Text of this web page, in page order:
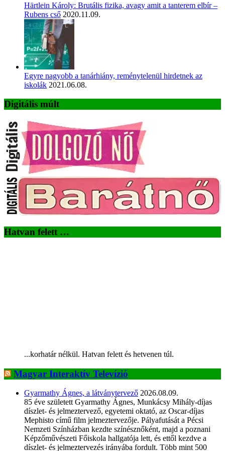
Härtlein Károly: Brutális fizika, avagy amit a tanterem elbír –
Rubens cső 2020.11.09.
Egyre nagyobb a tanárhiány, reménytelenül hirdetnek az
iskolák 2021.06.08.
Digitális múlt
Hatvan felett …
...korhatár nélkül. Hatvan felett és hetvenen túl.
Magyar Interaktív Televízió
Gyarmathy Ágnes, a látványtervező 2026.08.09.
85 éve született Gyarmathy Ágnes, Munkácsy Mihály-díjas
díszlet- és jelmeztervező, egyetemi oktató, az Oscar-díjas
Mephisto című film jelmeztervezője. Pályafutását a Pécsi
Nemzeti Színházban kezdte színésznőként, majd a poznani
Képzőművészeti Főiskola hallgatója lett, és ettől kezdve a
díszlet- és jelmeztervezés irányába fordult. Több mint 500